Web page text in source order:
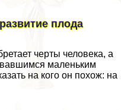
плода
черты человека, а
маленьким
на кого он похож: на